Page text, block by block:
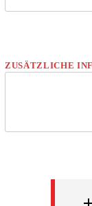
ZUSÄTZLICHE